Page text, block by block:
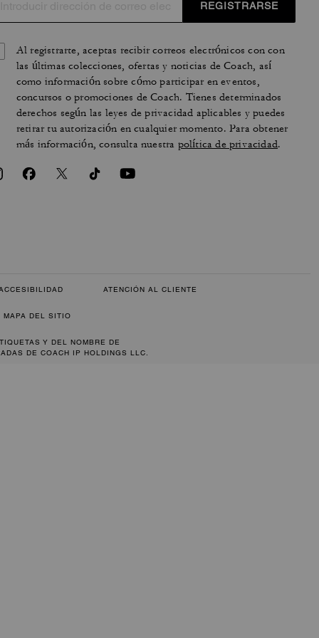
REGISTRARSE
Al registrarte, aceptas recibir correos electrónicos con con
las últimas colecciones, ofertas y noticias de Coach, así
como información sobre cómo participar en eventos,
concursos o promociones de Coach. Tienes determinados
derechos según las leyes de privacidad aplicables y puedes
retirar tu autorización en cualquier momento. Para obtener
más información, consulta nuestra política de privacidad.
ATENCIÓN AL CLIENTE
MAPA DEL SITIO
Y DEL NOMBRE DE
DE COACH IP HOLDINGS LLC.